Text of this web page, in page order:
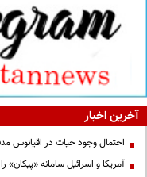
آخرین اخبار
احتمال وجود حیات در اقیانوس
آمریکا و اسرائیل سامانه «پیکان»